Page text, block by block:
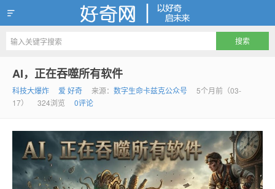
AI，正在吞噬所有软件
科技大爆炸 爱 好奇 来源： 数字生命卡兹克公众号
5个月前（03-
17）
324浏览 0评论